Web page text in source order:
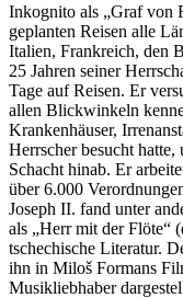
Inkognito als „Graf von
geplanten Reisen alle
Italien, Frankreich, den
25 Jahren seiner
Tage auf Reisen. Er
allen Blickwinkeln
Krankenhäuser,
Herrscher besucht
Schacht hinab. Er
über 6.000
Joseph II. fand unter
als „Herr mit der Flöte“
tschechische Literatur.
ihn in Miloš Formans
Musikliebhaber